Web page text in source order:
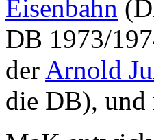
Eisenbahn
DB 1973/
der Arnold
die DB), und